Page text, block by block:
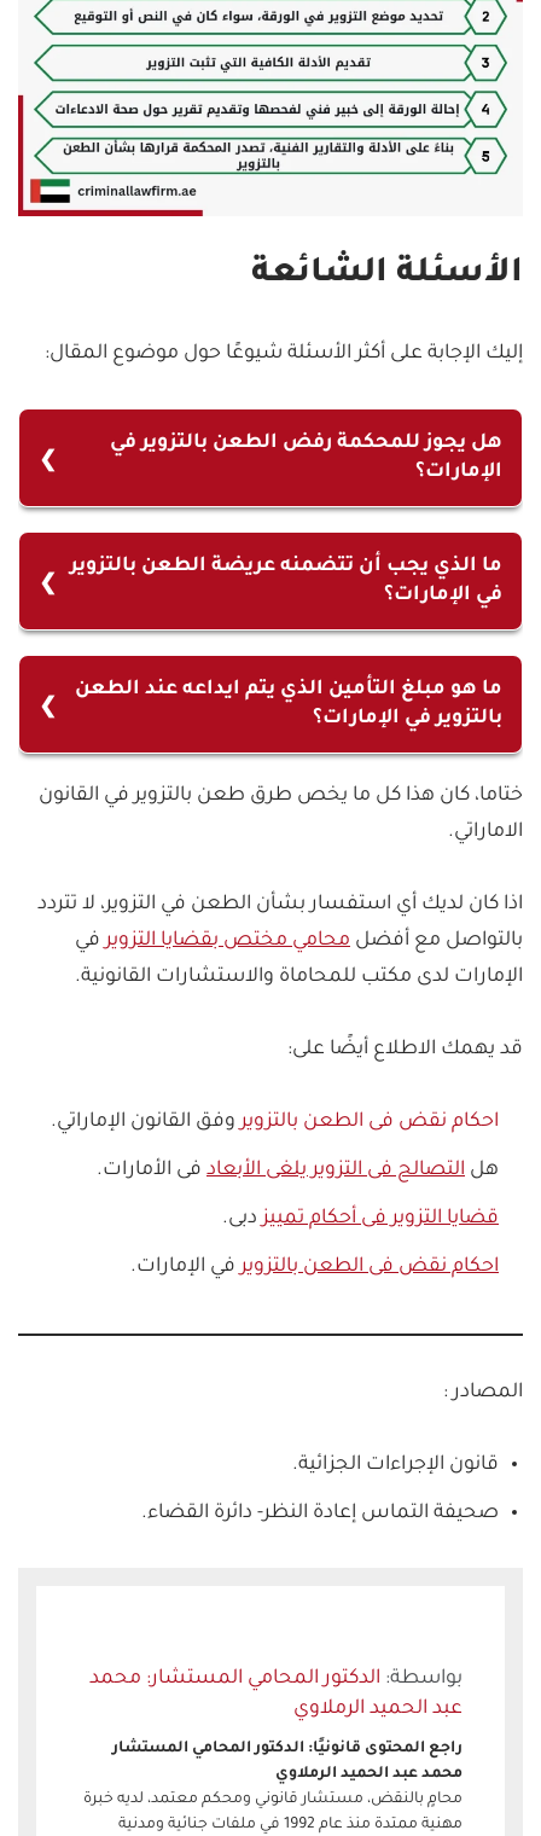
الأسئلة الشائعة
إليك الإجابة على أكثر الأسئلة شيوعًا حول موضوع المقال:
هل يجوز للمحكمة رفض الطعن بالتزوير في
الإمارات؟
أو بعدم قبوله أو بعدم جواز تقديم الالتماس.
ما الذي يجب أن تتضمنه عريضة الطعن بالتزوير
في الإمارات؟
الحكم الملتمس فيه وتاريخه وأسباب الالتماس وإلا
كانت باطلة ويجب أن يرفق عريضة الالتماس ما يدل
على إيداع تأمين.
ما هو مبلغ التأمين الذي يتم ايداعه عند الطعن
بالتزوير في الإمارات؟
خمسمائة درهم ويصادر هذا التأمين إذا حكم برفض
الالتماس أو بعدم قبوله أو بعدم جواز تقديم الالتماس.
ختاما، كان هذا كل ما يخص طرق طعن بالتزوير في القانون
الاماراتي.
اذا كان لديك أي استفسار بشأن الطعن في التزوير، لا تتردد
بالتواصل مع أفضل محامي مختص بقضايا التزوير في
الإمارات لدى مكتب للمحاماة والاستشارات القانونية.
قد يهمك الاطلاع أيضًا على:
احكام نقض فى الطعن بالتزوير وفق القانون الإماراتي.
هل التصالح فى التزوير يلغى الأبعاد فى الأمارات.
قضايا التزوير فى أحكام تمييز دبى.
احكام نقض فى الطعن بالتزوير في الإمارات.
المصادر :
قانون الإجراءات الجزائية.
صحيفة التماس إعادة النظر- دائرة القضاء.
الدكتور المحامي المستشار: محمد
عبد الحميد الرملاوي
راجع المحتوى قانونيًا: الدكتور المحامي المستشار
محمد عبد الحميد الرملاوي
محامٍ بالنقض، مستشار قانوني ومحكم معتمد، لديه خبرة
مهنية ممتدة منذ عام 1992 في ملفات جنائية ومدنية